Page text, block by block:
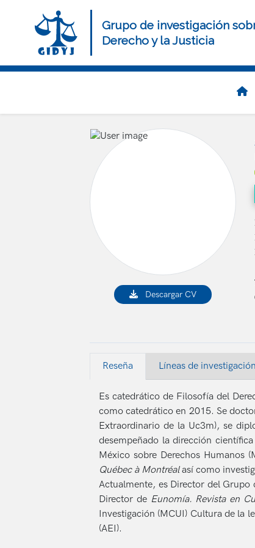
contenido
Grupo de investigación
Derecho y la Justicia
principal
Descargar CV
Reseña Líneas de investigación
Es catedrático de Filosofía del
como catedrático en 2015. Se
Extraordinario de la Uc3m), se
desempeñado la dirección
México sobre Derechos Humanos
Québec à Montréalasí como
Actualmente, es Director del Grupo
Director de Eunomía. Revista en
Investigación (MCUI) Cultura de la
(AEI).